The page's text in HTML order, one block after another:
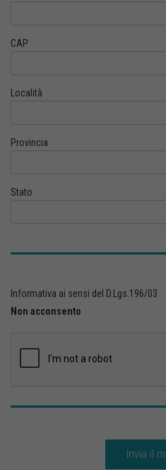
CAP
Località
Provincia
Stato
Informativa ai sensi del D.Lgs.196/03
Non acconsento
Invia il